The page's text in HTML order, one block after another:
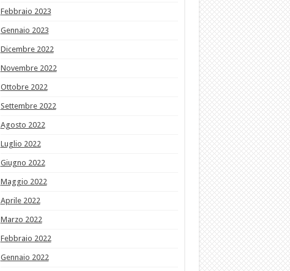
Febbraio 2023
Gennaio 2023
Dicembre 2022
Novembre 2022
Ottobre 2022
Settembre 2022
Agosto 2022
Luglio 2022
Giugno 2022
Maggio 2022
Aprile 2022
Marzo 2022
Febbraio 2022
Gennaio 2022